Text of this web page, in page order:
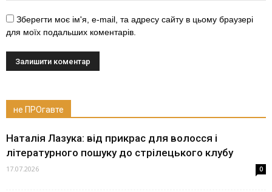
Зберегти моє ім'я, e-mail, та адресу сайту в цьому браузері
для моїх подальших коментарів.
не ПРОгавте
Наталія Лазука: від прикрас для волосся і
літературного пошуку до стрілецького клубу
17.07.2026 0